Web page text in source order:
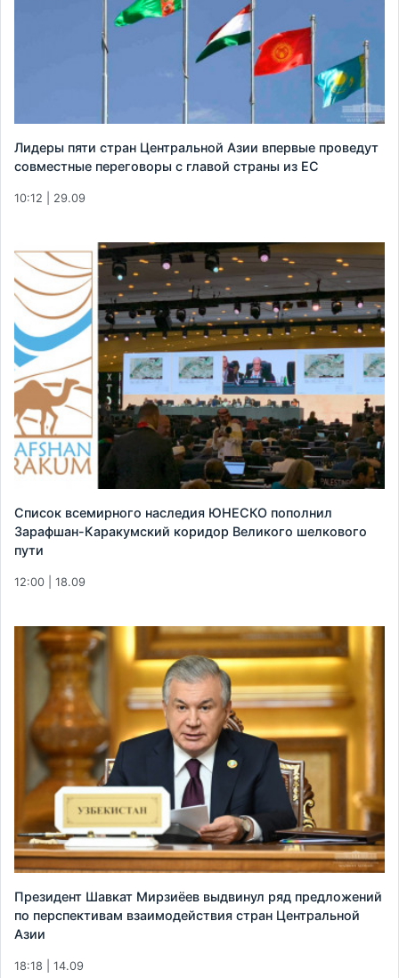
Лидеры пяти стран Центральной Азии впервые проведут
совместные переговоры с главой страны из ЕС
10:12 | 29.09
Список всемирного наследия ЮНЕСКО пополнил
Зарафшан-Каракумский коридор Великого шелкового
пути
12:00 | 18.09
Президент Шавкат Мирзиёев выдвинул ряд предложений
по перспективам взаимодействия стран Центральной
Азии
18:18 | 14.09